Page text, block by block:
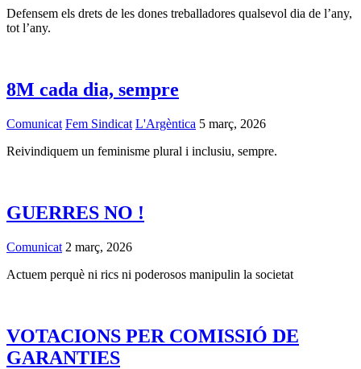
Defensem els drets de les dones treballadores qualsevol dia de l’any,
tot l’any.
8M cada dia, sempre
Comunicat Fem Sindicat L'Argèntica 5 març, 2026
Reivindiquem un feminisme plural i inclusiu, sempre.
GUERRES NO !
Comunicat 2 març, 2026
Actuem perquè ni rics ni poderosos manipulin la societat
VOTACIONS PER COMISSIÓ DE
GARANTIES